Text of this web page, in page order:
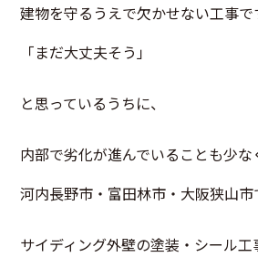
建物を守るうえで欠かせない工事で
「まだ大丈夫そう」
と思っているうちに、
内部で劣化が進んでいることも少な
河内長野市・富田林市・大阪狭山市
サイディング外壁の塗装・シール